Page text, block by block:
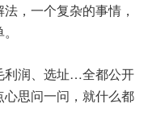
，一个复杂的事情，
利润、选址…全都公开
思问一问，就什么都